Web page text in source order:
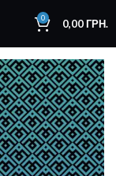
0 0,00ГРН.